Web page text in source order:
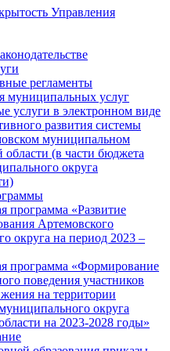
Управления
регламенты
муниципальных услуг
услуги в электронном виде
развития системы
муниципальном
области (в части бюджета
округа
программа «Развитие
Артемовского
округа на период 2023 –
программа «Формирование
поведения участников
на территории
округа
на 2023-2028 годы»